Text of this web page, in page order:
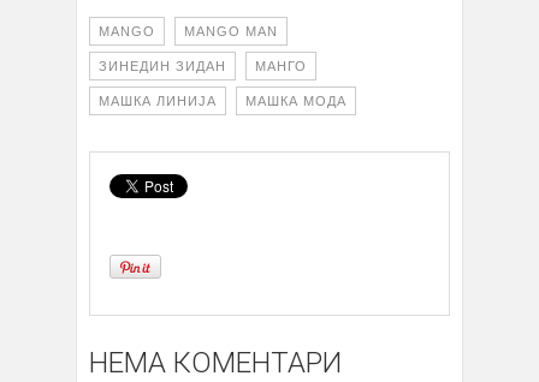
MANGO MANGO MAN
ЗИНЕДИН ЗИДАН МАНГО
МАШКА ЛИНИЈА МАШКА МОДА
НЕМА КОМЕНТАРИ